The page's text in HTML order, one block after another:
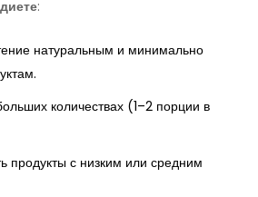
:
натуральным и минимально
количествах (1–2 порции в
продукты с низким или средним